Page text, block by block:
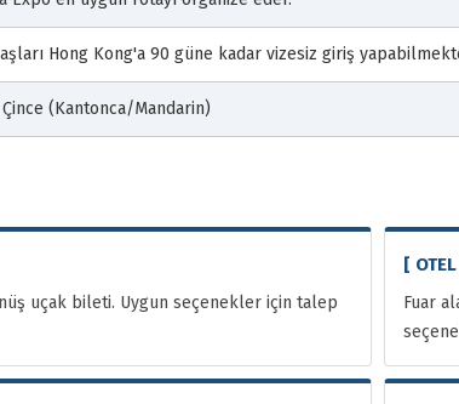
Hong Kong'a 90 güne kadar vizesiz giriş
(Kantonca/Mandarin)
uçak bileti. Uygun seçenekler için talep
[
Fuar